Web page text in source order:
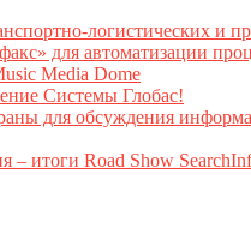
логистических и
для автоматизации
Media Dome
Системы Глобас!
для обсуждения
итоги Road Show